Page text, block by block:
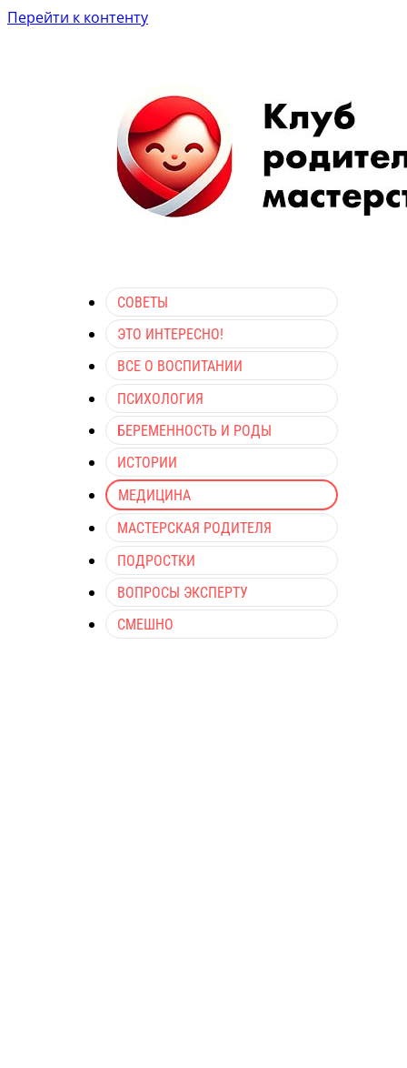
Перейти к контенту
СОВЕТЫ
ЭТО ИНТЕРЕСНО!
ВСЕ О ВОСПИТАНИИ
ПСИХОЛОГИЯ
БЕРЕМЕННОСТЬ И РОДЫ
ИСТОРИИ
МЕДИЦИНА
МАСТЕРСКАЯ РОДИТЕЛЯ
ПОДРОСТКИ
ВОПРОСЫ ЭКСПЕРТУ
СМЕШНО